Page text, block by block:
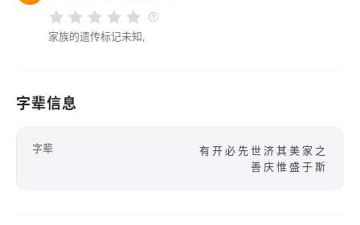
家族的遗传标记未知,
字辈信息
字辈
有开必先世济其美家之
善庆惟盛于斯